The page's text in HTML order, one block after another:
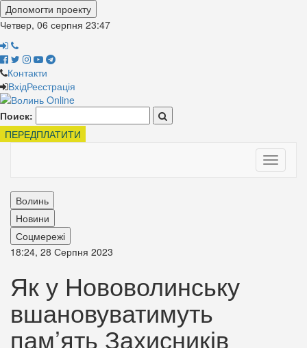
Допомогти проекту
Четвер, 06 серпня 23:47
Контакти
ВхідРеєстрація
Поиск:
ПЕРЕДПЛАТИТИ
Toggle
Волинь
Новини
Соцмережі
18:24, 28 Серпня 2023
Як у Нововолинську
вшановуватимуть
пам’ять Захисників